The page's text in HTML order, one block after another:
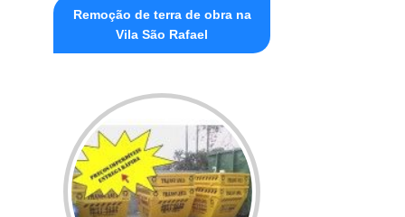
Remoção de terra de obra na
Vila São Rafael